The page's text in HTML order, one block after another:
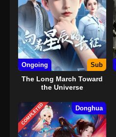
Ongoing Sub
The Long March Toward
the Universe
COMPLETED Donghua